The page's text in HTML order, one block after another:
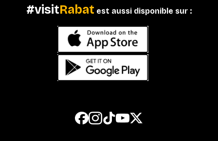
#visitRabat est aussi disponible sur :